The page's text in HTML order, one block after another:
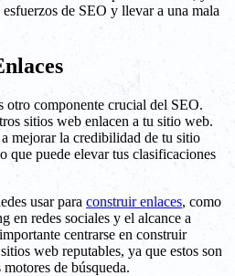
de SEO y llevar a una mala
otro componente crucial del SEO.
sitios web enlacen a tu sitio web.
mejorar la credibilidad de tu sitio
que puede elevar tus clasificaciones
usar para construir enlaces, como
en redes sociales y el alcance a
centrarse en construir
web reputables, ya que estos son
de búsqueda.